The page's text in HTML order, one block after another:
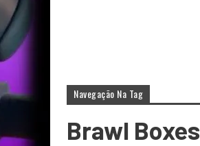
Navegação Na Tag
Brawl Boxes